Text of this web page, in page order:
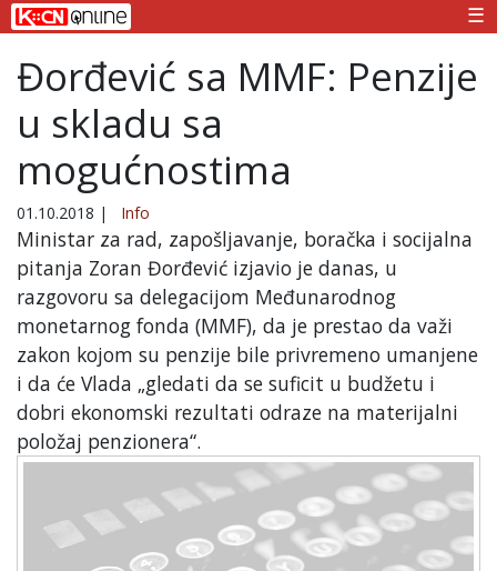
☰
Đorđević sa MMF: Penzije
u skladu sa
mogućnostima
01.10.2018 | Info
Ministar za rad, zapošljavanje, boračka i socijalna
pitanja Zoran Đorđević izjavio je danas, u
razgovoru sa delegacijom Međunarodnog
monetarnog fonda (MMF), da je prestao da važi
zakon kojom su penzije bile privremeno umanjene
i da će Vlada „gledati da se suficit u budžetu i
dobri ekonomski rezultati odraze na materijalni
položaj penzionera“.